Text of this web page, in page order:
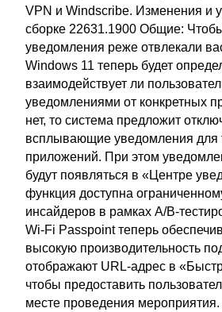
VPN и Windscribe. Изменения и
сборке 22631.1900 Общие:
уведомления реже отвлекали
Windows 11 теперь будет
взаимодействует ли
уведомлениями от конкретных
нет, то система предложит
всплывающие уведомления для
приложений. При этом
будут появляться в «Центре
функция доступна
инсайдеров в рамках A/B-
Wi-Fi Passpoint теперь
высокую производительность
отображают URL-адрес в
чтобы предоставить
месте проведения